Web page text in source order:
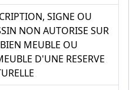
SIGNE OU
NON AUTORISE SUR
MEUBLE OU
D'UNE RESERVE